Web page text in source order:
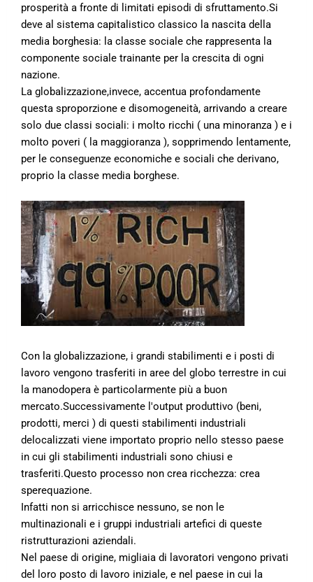
prosperità a fronte di limitati episodi di sfruttamento.Si
deve al sistema capitalistico classico la nascita della
media borghesia: la classe sociale che rappresenta la
componente sociale trainante per la crescita di ogni
nazione.
La globalizzazione,invece, accentua profondamente
questa sproporzione e disomogeneità, arrivando a creare
solo due classi sociali: i molto ricchi ( una minoranza ) e i
molto poveri ( la maggioranza ), sopprimendo lentamente,
per le conseguenze economiche e sociali che derivano,
proprio la classe media borghese.
Con la globalizzazione, i grandi stabilimenti e i posti di
lavoro vengono trasferiti in aree del globo terrestre in cui
la manodopera è particolarmente più a buon
mercato.Successivamente l'output produttivo (beni,
prodotti, merci ) di questi stabilimenti industriali
delocalizzati viene importato proprio nello stesso paese
in cui gli stabilimenti industriali sono chiusi e
trasferiti.Questo processo non crea ricchezza: crea
sperequazione.
Infatti non si arricchisce nessuno, se non le
multinazionali e i gruppi industriali artefici di queste
ristrutturazioni aziendali.
Nel paese di origine, migliaia di lavoratori vengono privati
del loro posto di lavoro iniziale, e nel paese in cui la